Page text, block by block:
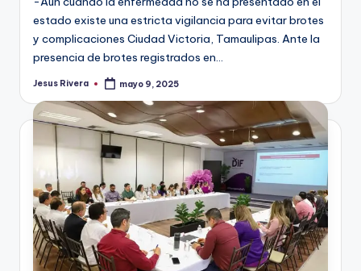
estado existe una estricta vigilancia para evitar brotes
y complicaciones Ciudad Victoria, Tamaulipas. Ante la
presencia de brotes registrados en…
Publicado
Jesus Rivera mayo 9, 2025